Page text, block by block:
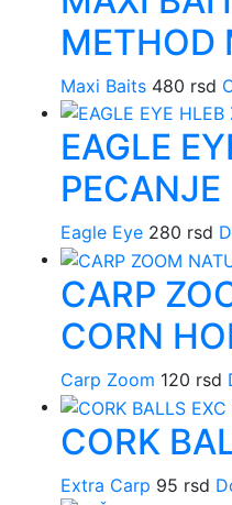
METHOD
Maxi Baits 480 rsd
EAGLE
PECANJE
Eagle Eye 280 rsd
CARP
CORN
Carp Zoom 120 rsd
CORK
Extra Carp 95 rsd